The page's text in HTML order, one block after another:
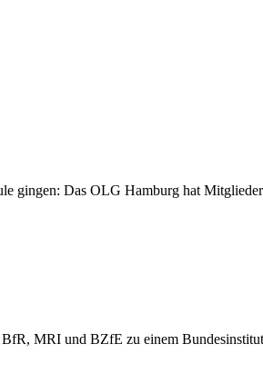
gingen: Das OLG Hamburg hat
MRI und BZfE zu einem